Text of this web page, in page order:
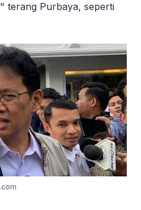
terang Purbaya, seperti